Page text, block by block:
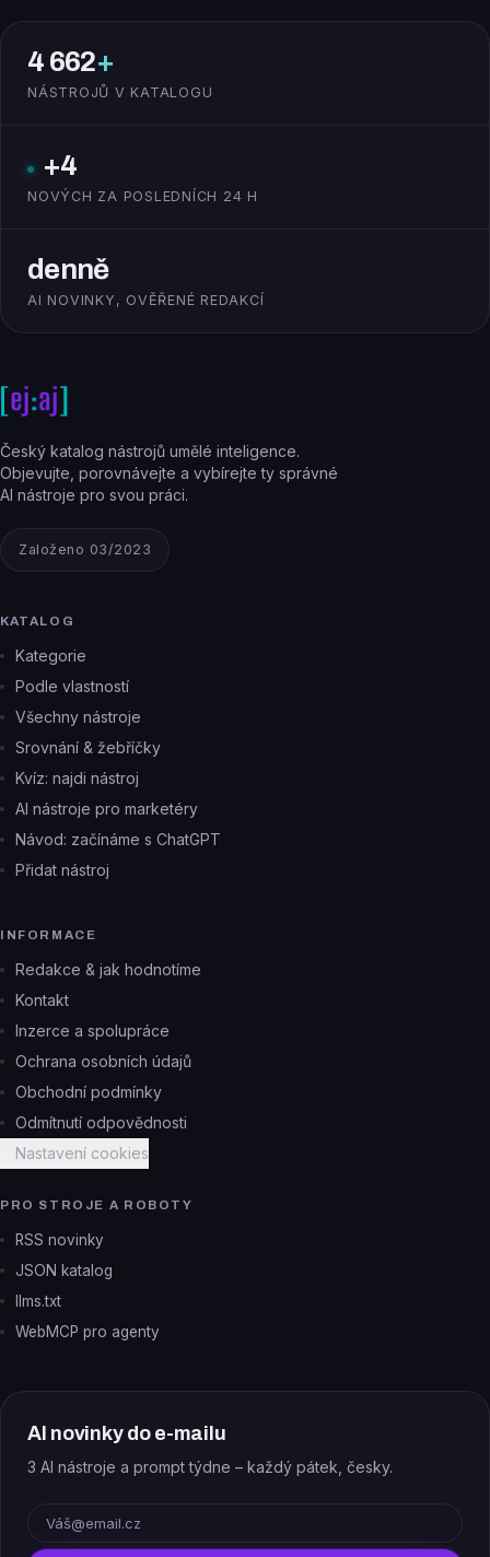
4 662+
NÁSTROJŮ V KATALOGU
+4
NOVÝCH ZA POSLEDNÍCH 24 H
denně
AI NOVINKY, OVĚŘENÉ REDAKCÍ
Český katalog nástrojů umělé inteligence.
Objevujte, porovnávejte a vybírejte ty správné
AI nástroje pro svou práci.
Založeno 03/2023
KATALOG
Kategorie
Podle vlastností
Všechny nástroje
Srovnání & žebříčky
Kvíz: najdi nástroj
AI nástroje pro marketéry
Návod: začínáme s ChatGPT
Přidat nástroj
INFORMACE
Redakce & jak hodnotíme
Kontakt
Inzerce a spolupráce
Ochrana osobních údajů
Obchodní podmínky
Odmítnutí odpovědnosti
Nastavení cookies
PRO STROJE A ROBOTY
RSS novinky
JSON katalog
llms.txt
WebMCP pro agenty
AI novinky do e-mailu
3 AI nástroje a prompt týdne – každý pátek, česky.